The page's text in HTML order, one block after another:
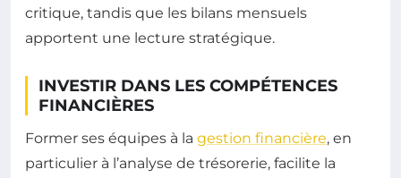
critique, tandis que les bilans mensuels
apportent une lecture stratégique.
INVESTIR DANS LES COMPÉTENCES
FINANCIÈRES
Former ses équipes à la gestion financière, en
particulier à l’analyse de trésorerie, facilite la